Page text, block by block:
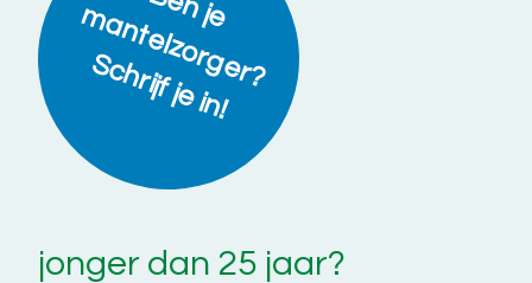
je m
S
!
jonger dan 25 jaar?